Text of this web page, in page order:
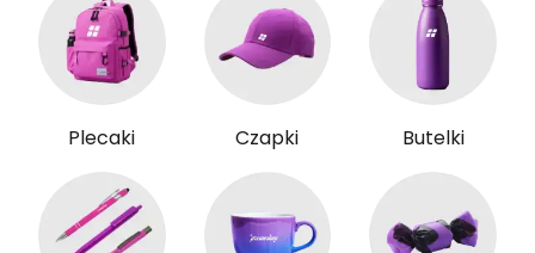
Plecaki Czapki Butelki